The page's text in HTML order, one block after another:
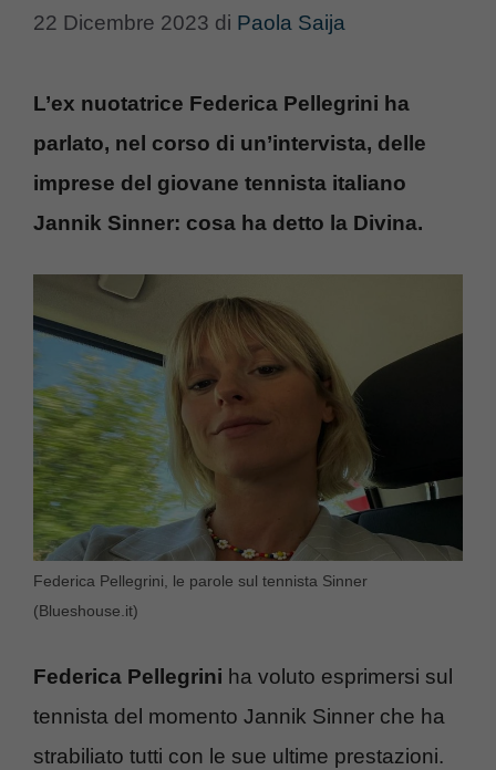
22 Dicembre 2023 di Paola Saija
L’ex nuotatrice Federica Pellegrini ha
parlato, nel corso di un’intervista, delle
imprese del giovane tennista italiano
Jannik Sinner: cosa ha detto la Divina.
Federica Pellegrini, le parole sul tennista Sinner
(Blueshouse.it)
Federica Pellegrini ha voluto esprimersi sul
tennista del momento Jannik Sinner che ha
strabiliato tutti con le sue ultime prestazioni.